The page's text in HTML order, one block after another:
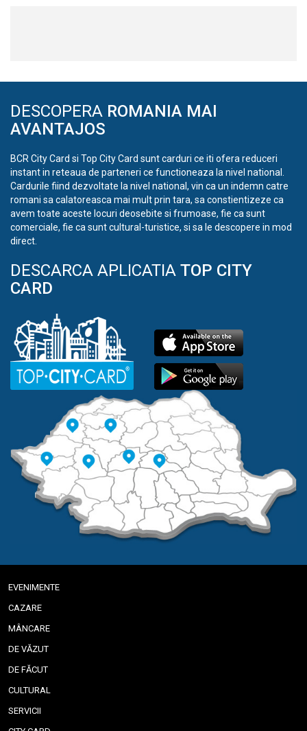
DESCOPERA ROMANIA MAI
AVANTAJOS
BCR City Card si Top City Card sunt carduri ce iti ofera reduceri
instant in reteaua de parteneri ce functioneaza la nivel national.
Cardurile fiind dezvoltate la nivel national, vin ca un indemn catre
romani sa calatoreasca mai mult prin tara, sa constientizeze ca
avem toate aceste locuri deosebite si frumoase, fie ca sunt
comerciale, fie ca sunt cultural-turistice, si sa le descopere in mod
direct.
DESCARCA APLICATIA TOP CITY
CARD
EVENIMENTE
CAZARE
MÂNCARE
DE VĂZUT
DE FĂCUT
CULTURAL
SERVICII